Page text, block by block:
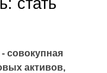
стать
совокупная
активов,